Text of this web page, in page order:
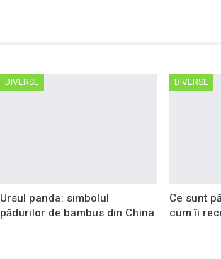
DIVERSE
Ursul panda: simbolul
pădurilor de bambus din China
DIVERSE
Ce sunt
cum îi